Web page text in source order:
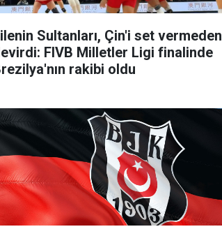
Sultanları, Çin'i set vermeden
FIVB Milletler Ligi finalinde
rakibi oldu